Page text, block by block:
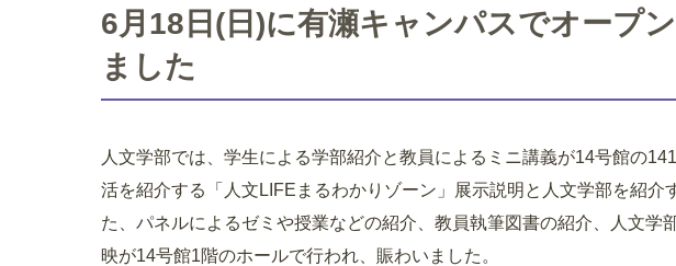
6月18日(日)に有瀬キャンパスでオープ
ました
人文学部では、学生による学部紹介と教員によるミニ講義が14号館の
活を紹介する「人文LIFEまるわかりゾーン」展示説明と人文学部を紹介
た、パネルによるゼミや授業などの紹介、教員執筆図書の紹介、人文学
映が14号館1階のホールで行われ、賑わいました。